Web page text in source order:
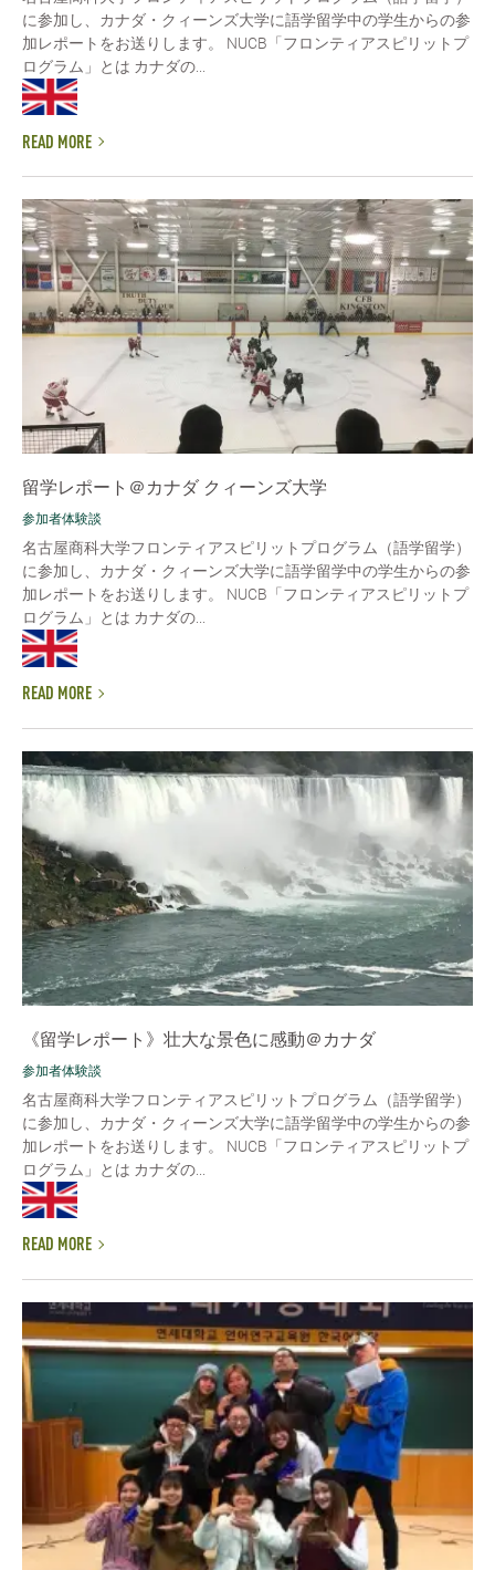
に参加し、カナダ・クィーンズ大学に語学留学中の学生からの参
加レポートをお送りします。 NUCB「フロンティアスピリットプ
ログラム」とは カナダの...
READ MORE
留学レポート＠カナダ クィーンズ大学
参加者体験談
名古屋商科大学フロンティアスピリットプログラム（語学留学）
に参加し、カナダ・クィーンズ大学に語学留学中の学生からの参
加レポートをお送りします。 NUCB「フロンティアスピリットプ
ログラム」とは カナダの...
READ MORE
《留学レポート》壮大な景色に感動＠カナダ
参加者体験談
名古屋商科大学フロンティアスピリットプログラム（語学留学）
に参加し、カナダ・クィーンズ大学に語学留学中の学生からの参
加レポートをお送りします。 NUCB「フロンティアスピリットプ
ログラム」とは カナダの...
READ MORE